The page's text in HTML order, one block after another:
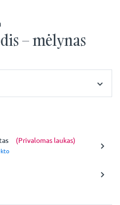
– mėlynas
(Privalomas laukas)